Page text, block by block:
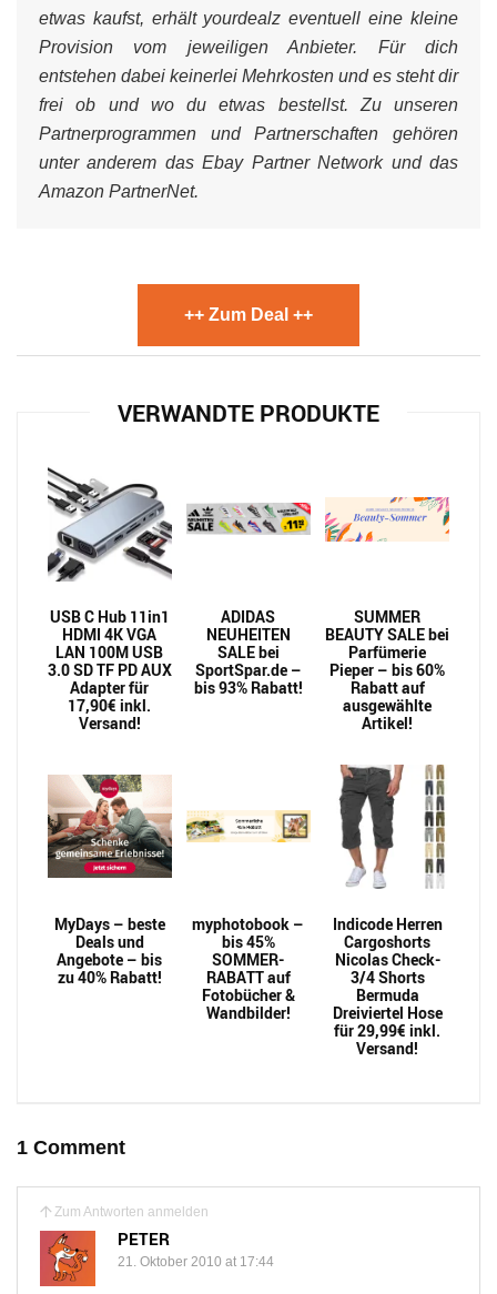
etwas kaufst, erhält yourdealz eventuell eine kleine
Provision vom jeweiligen Anbieter. Für dich
entstehen dabei keinerlei Mehrkosten und es steht dir
frei ob und wo du etwas bestellst. Zu unseren
Partnerprogrammen und Partnerschaften gehören
unter anderem das Ebay Partner Network und das
Amazon PartnerNet.
++ Zum Deal ++
VERWANDTE PRODUKTE
USB C Hub 11in1
HDMI 4K VGA
LAN 100M USB
3.0 SD TF PD AUX
Adapter für
17,90€ inkl.
Versand!
ADIDAS
NEUHEITEN
SALE bei
SportSpar.de –
bis 93% Rabatt!
SUMMER
BEAUTY SALE bei
Parfümerie
Pieper – bis 60%
Rabatt auf
ausgewählte
Artikel!
MyDays – beste
Deals und
Angebote – bis
zu 40% Rabatt!
myphotobook –
bis 45%
SOMMER-
RABATT auf
Fotobücher &
Wandbilder!
Indicode Herren
Cargoshorts
Nicolas Check-
3/4 Shorts
Bermuda
Dreiviertel Hose
für 29,99€ inkl.
Versand!
1 Comment
Zum Antworten anmelden
PETER
21. Oktober 2010 at 17:44